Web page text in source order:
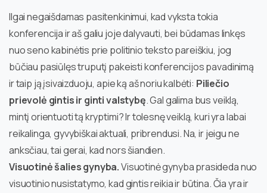
Ilgai negaišdamas pasitenkinimui, kad vyksta tokia
konferencija ir aš galiu joje dalyvauti, bei būdamas linkęs
nuo seno kabinėtis prie politinio teksto pareiškiu, jog
būčiau pasiūlęs truputį pakeisti konferencijos pavadinimą
ir taip ją įsivaizduoju, apie ką aš noriu kalbėti: Piliečio
prievolė gintis ir ginti valstybę. Gal galima bus veiklą,
mintį orientuoti tą kryptimi? Ir tolesnę veiklą, kuri yra labai
reikalinga, gyvybiškai aktuali, pribrendusi. Na, ir jeigu ne
anksčiau, tai gerai, kad nors šiandien.
Visuotinė šalies gynyba.Visuotinė gynyba prasideda nuo
visuotinio nusistatymo, kad gintis reikia ir būtina. Čia yra ir